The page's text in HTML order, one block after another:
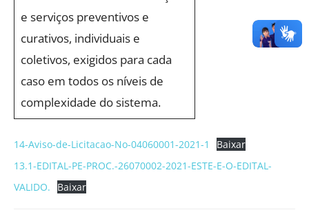
e serviços preventivos e
curativos, individuais e
coletivos, exigidos para cada
caso em todos os níveis de
complexidade do sistema.
14-Aviso-de-Licitacao-No-04060001-2021-1
Baixar
13.1-EDITAL-PE-PROC.-26070002-2021-ESTE-E-O-EDITAL-
VALIDO.
Baixar